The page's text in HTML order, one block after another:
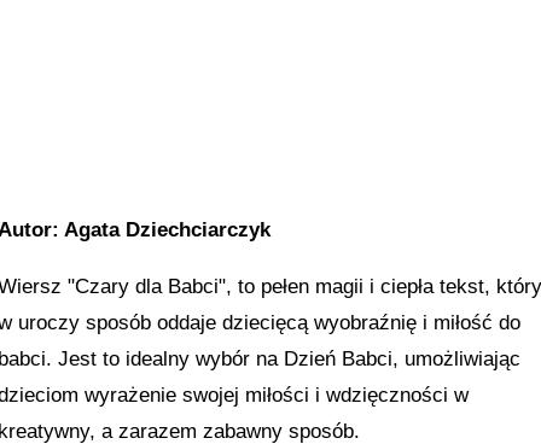
Agata Dziechciarczyk
"Czary dla Babci", to pełen magii i ciepła tekst,
uroczy sposób oddaje dziecięcą wyobraźnię i miłość do
Jest to idealny wybór na Dzień Babci, umożliwiając
wyrażenie swojej miłości i wdzięczności w
a zarazem zabawny sposób.